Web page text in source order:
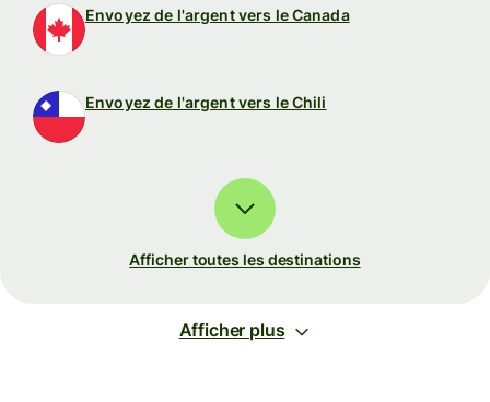
Envoyez de l'argent vers le Canada
Envoyez de l'argent vers le Chili
Afficher toutes les destinations
Afficher plus